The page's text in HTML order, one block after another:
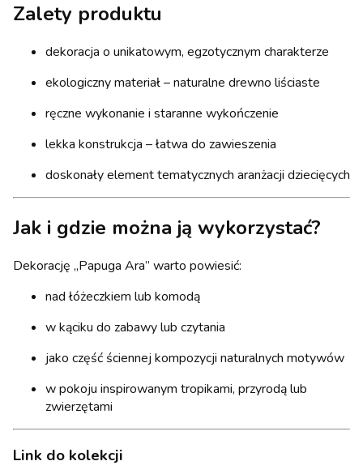
Zalety produktu
dekoracja o unikatowym, egzotycznym charakterze
ekologiczny materiał – naturalne drewno liściaste
ręczne wykonanie i staranne wykończenie
lekka konstrukcja – łatwa do zawieszenia
doskonały element tematycznych aranżacji dziecięcych
Jak i gdzie można ją wykorzystać?
Dekorację „Papuga Ara” warto powiesić:
nad łóżeczkiem lub komodą
w kąciku do zabawy lub czytania
jako część ściennej kompozycji naturalnych motywów
w pokoju inspirowanym tropikami, przyrodą lub
zwierzętami
Link do kolekcji